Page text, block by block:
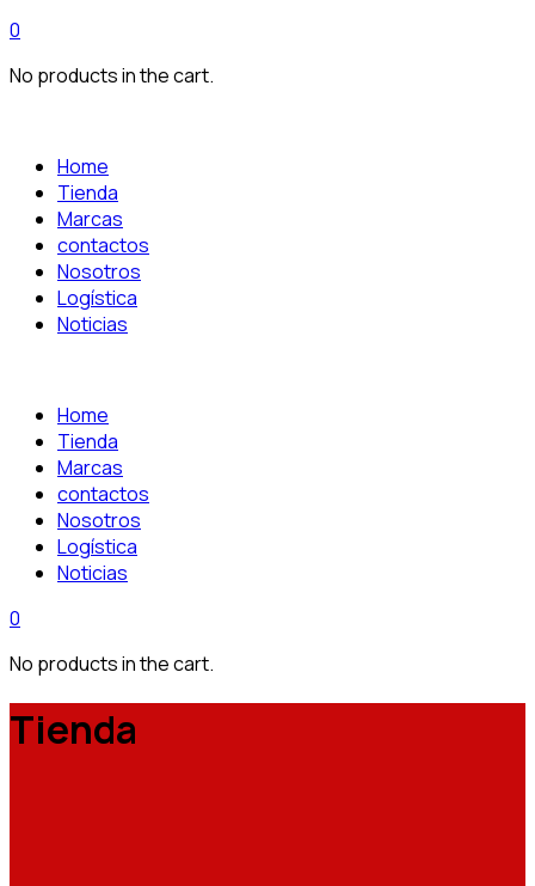
0
No products in the cart.
Home
Tienda
Marcas
contactos
Nosotros
Logística
Noticias
Home
Tienda
Marcas
contactos
Nosotros
Logística
Noticias
0
No products in the cart.
Tienda